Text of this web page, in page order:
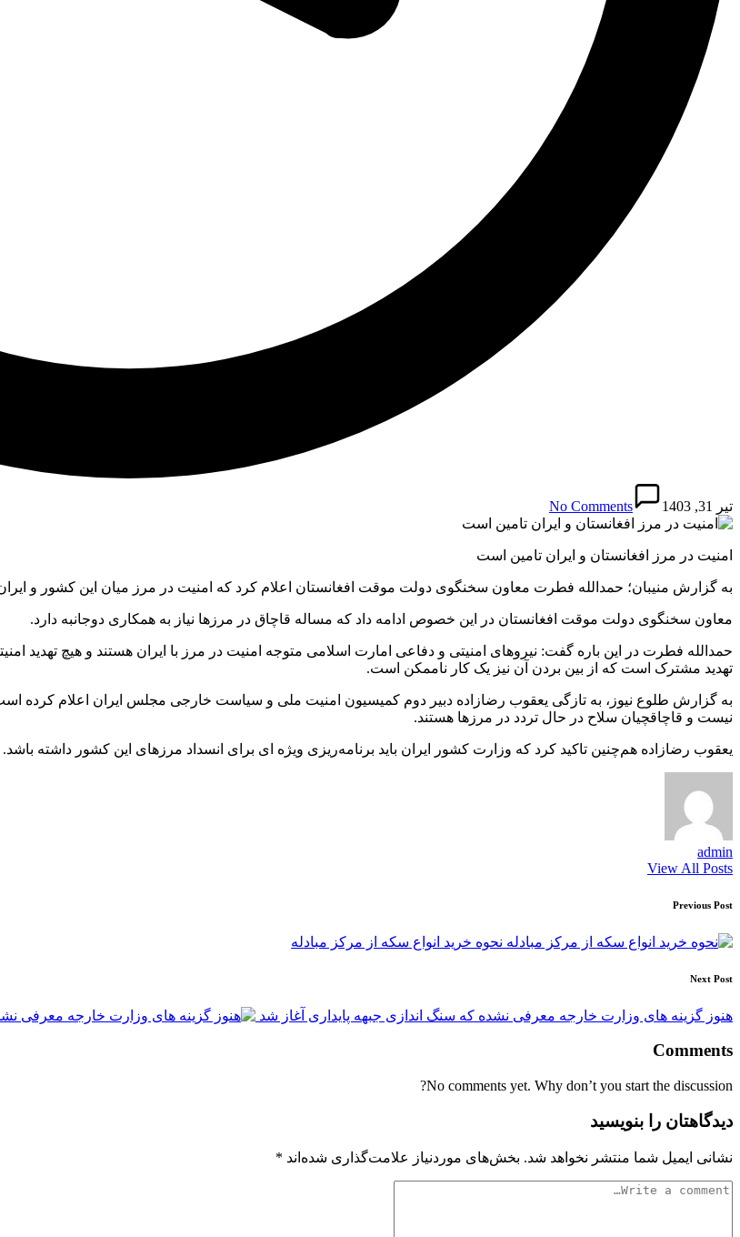
تیر 31, 1403 No Comments
امنیت در مرز افغانستان و ایران تامین است
به گزارش منیبان؛ حمدالله فطرت معاون سخنگوی دولت موقت افغانستان اعلام کرد که امنیت در مرز میان این کشور و
معاون سخنگوی دولت موقت افغانستان در این خصوص ادامه داد که مساله قاچاق در مرزها نیاز به همکاری دوجانبه دارد.
حمدالله فطرت در این باره گفت: نیروهای امنیتی و دفاعی امارت اسلامی متوجه امنیت در مرز با ایران هستند و هیچ تهدید
تهدید مشترک است که از بین بردن آن نیز یک کار ناممکن است.
به گزارش طلوع نیوز، به تازگی یعقوب رضازاده دبیر دوم کمیسیون امنیت ملی و سیاست خارجی مجلس ایران اعلام کرده
نیست و قاچاقچیان سلاح در حال تردد در مرزها هستند.
یعقوب رضازاده هم‌چنین تاکید کرد که وزارت کشور ایران باید برنامه‌ریزی ویژه ای برای انسداد مرزهای این کشور داشته باشد.
admin
View All Posts
Post
navigation
Previous Post
نحوه خرید انواع سکه از مرکز مبادله
Next Post
هنوز گزینه های وزارت خارجه معرفی نشده که سنگ اندازی جبهه پایداری آغاز شد
Comments
No comments yet. Why don’t you start the discussion?
دیدگاهتان را بنویسید
نشانی ایمیل شما منتشر نخواهد شد. بخش‌های موردنیاز علامت‌گذاری شده‌اند *